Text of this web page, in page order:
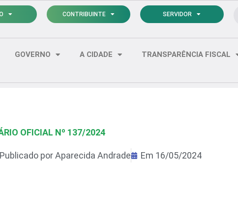
CONTRIBUINTE SERVIDOR
GOVERNO A CIDADE TRANSPARÊNCIA FISCAL
OFICIAL Nº 137/2024
Publicado porAparecida Andrade Em 16/05/2024